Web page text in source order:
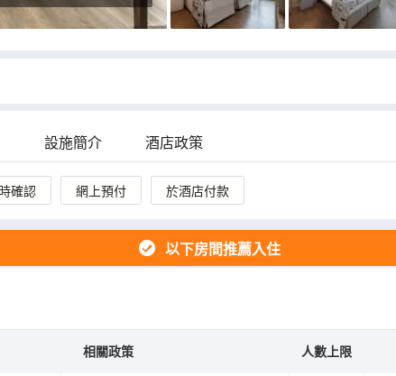
recharge after such a great event. Highly
recommend this hotel to anyone visiting Utrecht
設施簡介 酒店政策
確認 網上預付 於酒店付款
以下房間推薦入住
相關政策 人數上限